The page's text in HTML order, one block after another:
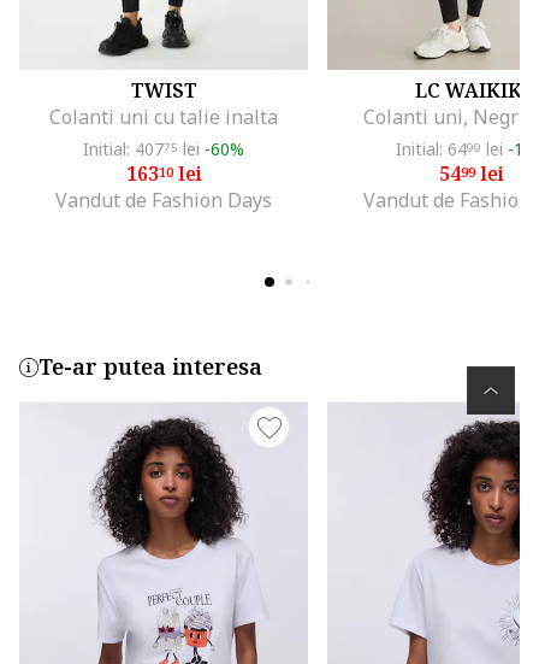
TWIST
Colanti uni cu talie inalta
Initial: 40775 lei -60%
16310lei
Vandut de Fashion Days
LC WAIKIKI
Colanti uni, Negru
Initial: 6499 lei -
5499lei
Vandut de Fashion
Te-ar putea interesa